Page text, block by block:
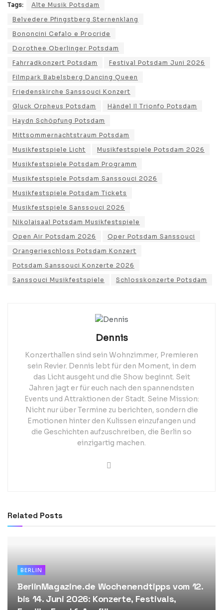
Tags:
Alte Musik Potsdam
Belvedere Pfingstberg Sternenklang
Bononcini Cefalo e Procride
Dorothee Oberlinger Potsdam
Fahrradkonzert Potsdam
Festival Potsdam Juni 2026
Filmpark Babelsberg Dancing Queen
Friedenskirche Sanssouci Konzert
Gluck Orpheus Potsdam
Händel Il Trionfo Potsdam
Haydn Schöpfung Potsdam
Mittsommernachtstraum Potsdam
Musikfestspiele Licht
Musikfestspiele Potsdam 2026
Musikfestspiele Potsdam Programm
Musikfestspiele Potsdam Sanssouci 2026
Musikfestspiele Potsdam Tickets
Musikfestspiele Sanssouci 2026
Nikolaisaal Potsdam Musikfestspiele
Open Air Potsdam 2026
Oper Potsdam Sanssouci
Orangerieschloss Potsdam Konzert
Potsdam Sanssouci Konzerte 2026
Sanssouci Musikfestspiele
Schlosskonzerte Potsdam
Dennis
Konzerthallen sind sein Wohnzimmer, Premieren
sein Revier. Dennis lebt für den Moment, in dem
das Licht ausgeht und die Show beginnt. Seit
Jahren jagt er für euch nach den spannendsten
Events und Attraktionen der Stadt. Seine Mission:
Nicht nur über Termine zu berichten, sondern die
Emotionen hinter den Kulissen einzufangen und
die Geschichten aufzuschreiben, die Berlin so
einzigartig machen.
Related Posts
BERLIN
BerlinMagazine.de Wochenendtipps vom 12.
bis 14. Juni 2026: Konzerte, Festivals,